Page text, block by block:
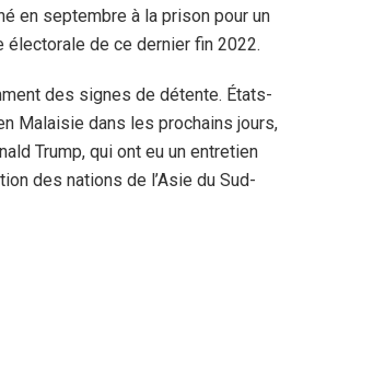
en septembre à la prison pour un
de ce dernier fin 2022.
des signes de détente. États-
Malaisie dans les prochains jours,
Trump, qui ont eu un entretien
des nations de l’Asie du Sud-